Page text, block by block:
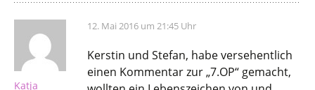
Katja
12. Mai 2016 um 21:45 Uhr
Kerstin und Stefan, habe versehentlich
einen Kommentar zur „7.OP“ gemacht,